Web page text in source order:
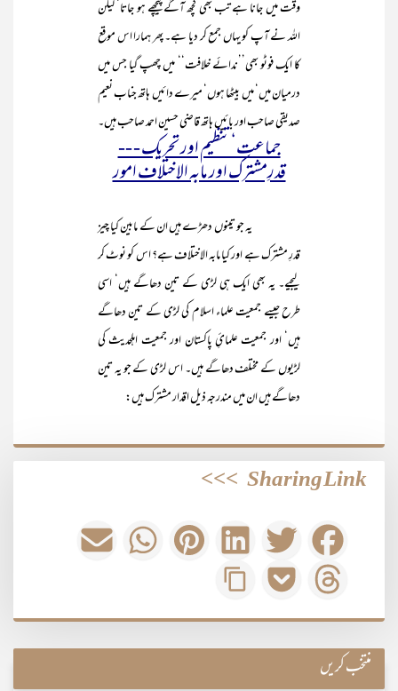
وقت میں جانا ہے تب بھی کچھ آگے پیچھے ہو جاتا‘ لیکن
اللہ نے آپ کو یہاں جمع کر دیا ہے۔ پھر ہمارا اس موقع
کا ایک فوٹو بھی’’ندائے خلافت‘‘ میں چھپ گیا جس میں
درمیان میں‘ میں بیٹھا ہوں‘ میرے دائیں ہاتھ جناب نعیم
صدیقی صاحب اور بائیں ہاتھ قاضی حسین احمد صاحب ہیں۔
جماعت‘ تنظیم اور تحریک - --
قدرِمشترک اور مابہ الاختلاف امور
یہ جو تینوں دھڑے ہیں ان کے مابین کیا چیز
قدرِ مشترک ہے اور کیا مابہ الاختلاف ہے؟ اس کو نوٹ کر
لیجیے۔ یہ بھی ایک ہی لڑی کے تین دھاگے ہیں‘ اسی
طرح جیسے جمعیت علماء اسلام کی لڑی کے تین دھاگے
ہیں‘ اور جمعیت علمائِ پاکستان اور جمعیت اہلحدیث کی
لڑیوں کے مختلف دھاگے ہیں۔ اس لڑی کے جو یہ تین
دھاگے ہیں ان میں مندرجہ ذیل اقدار مشترک ہیں:
Sharing Link
>>>
منتخب کریں